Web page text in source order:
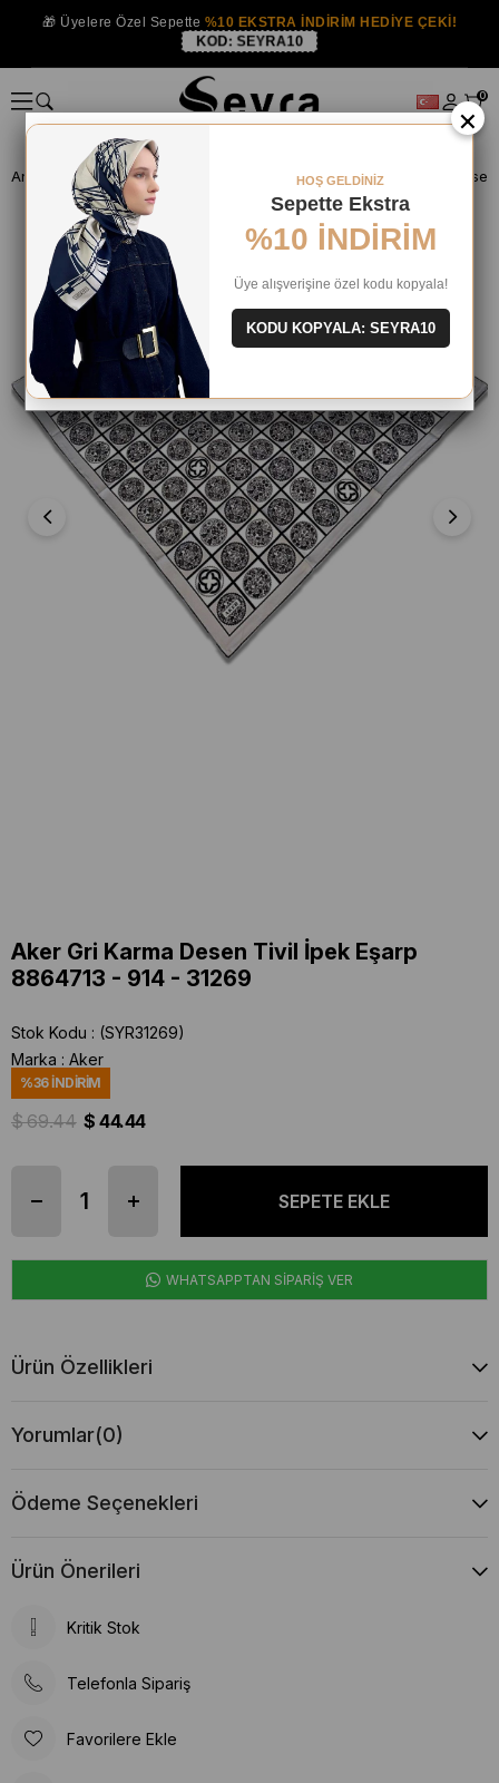
🎁 Üyelere Özel Sepette %10 EKSTRA İNDİRİM HEDİYE ÇEKİ!
KOD: SEYRA10
0
Anasayfa İPEK EŞARP Aker İpek 2024 Yaz
Aker Gri Karma Desen Tivil İpek Eşarp
8864713 - 914 - 31269
Stok Kodu
(SYR31269)
Marka : Aker
%36İNDIRIM
$ 69.44 $ 44.44
WHATSAPPTAN SİPARİŞ VER
Ürün Özellikleri
Yorumlar(0)
Ödeme Seçenekleri
Ürün Önerileri
Kritik Stok
Telefonla Sipariş
Favorilere Ekle
×
HOŞ GELDİNİZ
Sepette Ekstra
%10 İNDİRİM
Üye alışverişine özel kodu kopyala!
KODU KOPYALA: SEYRA10